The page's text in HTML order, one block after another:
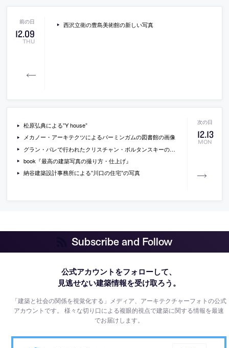
12.09
THU
西沢立衛の豊島美術館の新しい写真
12.13
MON
松原弘典による”Y house”
メカノー・アーキテクツによるバーミンガムの図書館の画像
グラン・パレで行われたクリスチャン・ボルタンスキーのインスタレーション”Monumenta 2010″の動画
book『最高の建築写真の撮り方・仕上げ』
納谷建築設計事務所による”川口の住宅”の写真
Subscribe and Follow
公式アカウントをフォローして、
見逃せない建築情報を受け取ろう。
「建築と社会の関係を視覚化する」メディア、アーキテクチャーフォトの公式
アカウントです。様々な切り口による複眼的視点で建築に関する情報を最速
でお届けします。